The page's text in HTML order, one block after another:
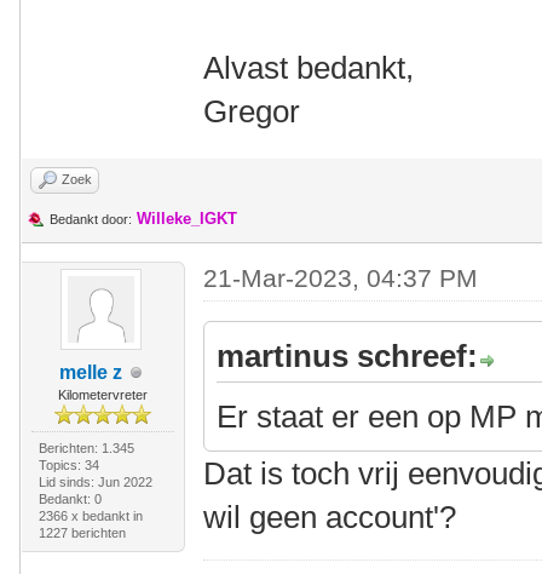
Alvast bedankt,
Gregor
Zoek
Bedankt door: Willeke_IGKT
melle z
Kilometervreter
Berichten: 1.345
Topics: 34
Lid sinds: Jun 2022
Bedankt: 0
2366 x bedankt in
1227 berichten
21-Mar-2023, 04:37 PM
martinus schreef:
Er staat er een op MP
Dat is toch vrij
wil geen account'?